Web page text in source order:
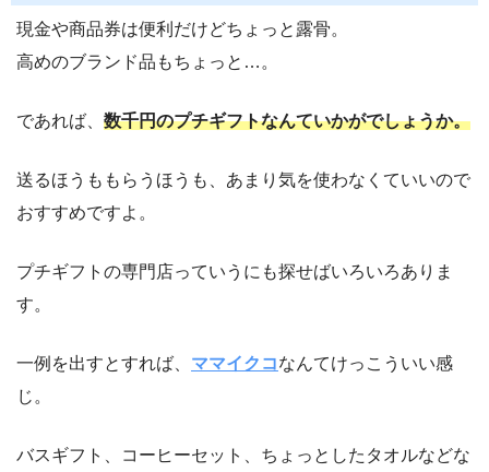
現金や商品券は便利だけどちょっと露骨。
高めのブランド品もちょっと…。
であれば、 数千円のプチギフトなんていかがでしょうか。
送るほうももらうほうも、あまり気を使わなくていいので
おすすめですよ。
プチギフトの専門店っていうにも探せばいろいろありま
す。
一例を出すとすれば、 ママイクコなんてけっこういい感
じ。
バスギフト、コーヒーセット、ちょっとしたタオルなどな